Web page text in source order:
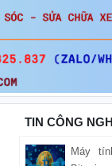
TIN CÔNG
Máy